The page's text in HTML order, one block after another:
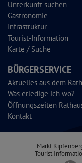
Unterkunft suchen
Gastronomie
Infrastruktur
Tourist-Information
Karte / Suche
BÜRGERSERVICE
Aktuelles aus dem
Was erledige ich wo?
Öffnungszeiten
Kontakt
Markt
Tourist